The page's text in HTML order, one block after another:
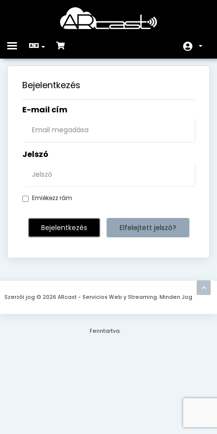
Toggle
Rendelés
Közlemények
Tudásbázis
Hálózat állapota
Bejelentkezés
E-mail cím
Jelszó
Emlékezz rám
Elfelejtett jelszó?
Szerzői jog © 2026 ARcast - Servicios Web y Streaming. Minden Jog
Fenntartva.